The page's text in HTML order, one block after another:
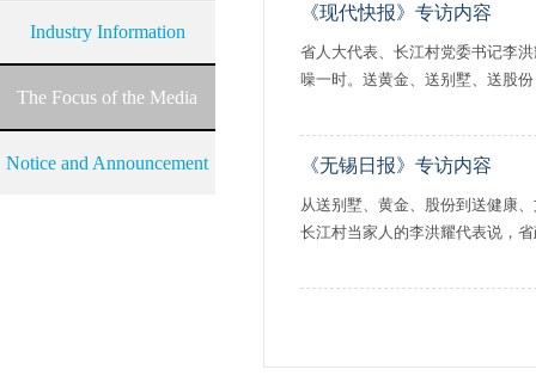
Industry Information
The Focus of the Media
Notice and Announcement
《现代快报》专访内容
省人大代表、长江村党委书记李
噪一时。送黄金、送别墅、送股
《无锡日报》专访内容
从送别墅、黄金、股份到送健康
长江村当家人的李洪耀代表说，